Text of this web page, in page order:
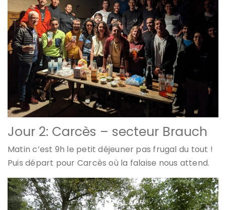
Jour 2: Carcès – secteur Brauch
Matin c’est 9h le petit déjeuner pas frugal du tout !
Puis départ pour Carcès où la falaise nous attend.